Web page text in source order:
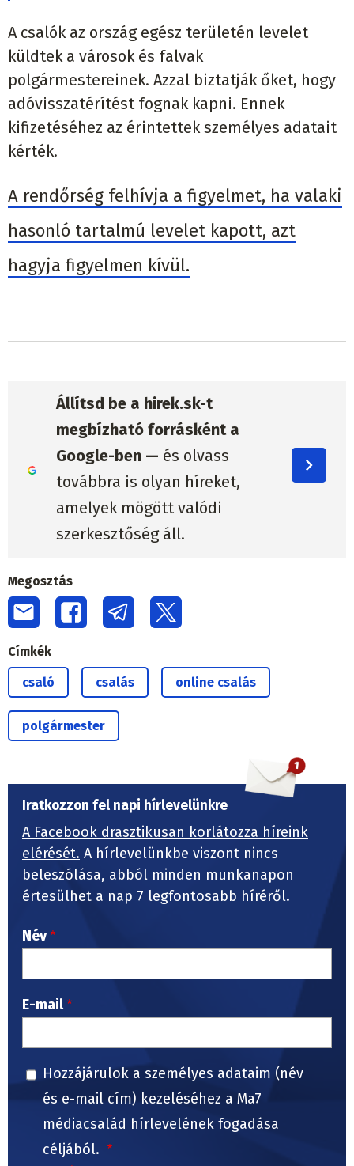
A csalók az ország egész területén levelet
küldtek a városok és falvak
polgármestereinek. Azzal biztatják őket, hogy
adóvisszatérítést fognak kapni. Ennek
kifizetéséhez az érintettek személyes adatait
kérték.
A rendőrség felhívja a figyelmet, ha valaki
hasonló tartalmú levelet kapott, azt
hagyja figyelmen kívül.
Állítsd be a hirek.sk-t
megbízható forrásként a
Google-ben — és olvass
továbbra is olyan híreket,
amelyek mögött valódi
szerkesztőség áll.
Megosztás
Címkék
csaló csalás online csalás
polgármester
Iratkozzon fel napi hírlevelünkre
A Facebook drasztikusan korlátozza híreink
elérését. A hírlevelünkbe viszont nincs
beleszólása, abból minden munkanapon
értesülhet a nap 7 legfontosabb híréről.
Név
E-mail
Hozzájárulok a személyes adataim (név
és e-mail cím) kezeléséhez a Ma7
médiacsalád hírlevelének fogadása
céljából.